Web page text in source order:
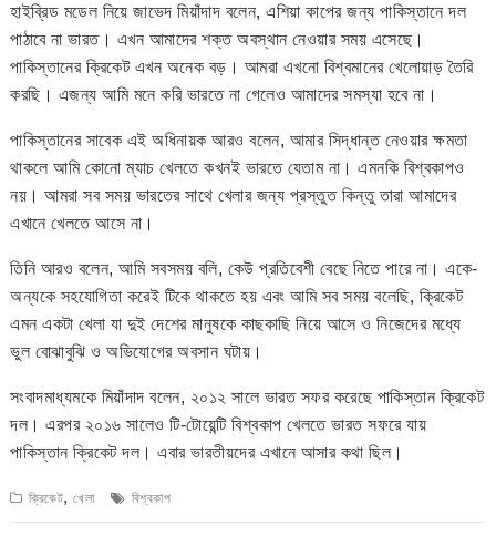
হাইব্রিড মডেল নিয়ে জাভেদ মিয়াঁদাদ বলেন, এশিয়া কাপের জন্য পাকিস্তানে দল
পাঠাবে না ভারত। এখন আমাদের শক্ত অবস্থান নেওয়ার সময় এসেছে।
পাকিস্তানের ক্রিকেট এখন অনেক বড়। আমরা এখনো বিশ্বমানের খেলোয়াড় তৈরি
করছি। এজন্য আমি মনে করি ভারতে না গেলেও আমাদের সমস্যা হবে না।
পাকিস্তানের সাবেক এই অধিনায়ক আরও বলেন, আমার সিদ্ধান্ত নেওয়ার ক্ষমতা
থাকলে আমি কোনো ম্যাচ খেলতে কখনই ভারতে যেতাম না। এমনকি বিশ্বকাপও
নয়। আমরা সব সময় ভারতের সাথে খেলার জন্য প্রস্তুত কিন্তু তারা আমাদের
এখানে খেলতে আসে না।
তিনি আরও বলেন, আমি সবসময় বলি, কেউ প্রতিবেশী বেছে নিতে পারে না। একে-
অন্যকে সহযোগিতা করেই টিকে থাকতে হয় এবং আমি সব সময় বলেছি, ক্রিকেট
এমন একটা খেলা যা দুই দেশের মানুষকে কাছকাছি নিয়ে আসে ও নিজেদের মধ্যে
ভুল বোঝাবুঝি ও অভিযোগের অবসান ঘটায়।
সংবাদমাধ্যমকে মিয়াঁদাদ বলেন, ২০১২ সালে ভারত সফর করেছে পাকিস্তান ক্রিকেট
দল। এরপর ২০১৬ সালেও টি-টোয়েন্টি বিশ্বকাপ খেলতে ভারত সফরে যায়
পাকিস্তান ক্রিকেট দল। এবার ভারতীয়দের এখানে আসার কথা ছিল।
ক্রিকেট,খেলা বিশ্বকাপ